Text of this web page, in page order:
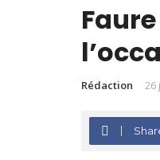
Rédaction 26